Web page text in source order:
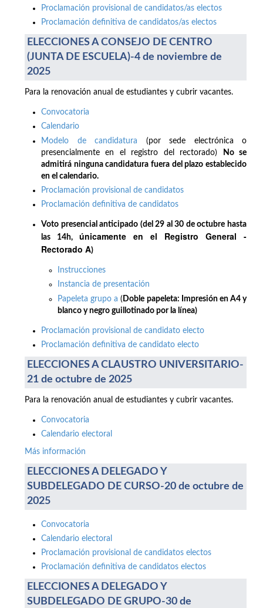
Proclamación provisional de candidatos/as electos
Proclamación definitiva de candidatos/as electos
ELECCIONES A CONSEJO DE CENTRO
(JUNTA DE ESCUELA)-4 de noviembre de
2025
Para la renovación anual de estudiantes y cubrir vacantes.
Convocatoria
Calendario
Modelo de candidatura (por sede electrónica o
presencialmente en el registro del rectorado)
No se
admitirá ninguna candidatura fuera del plazo establecido
en el calendario.
Proclamación provisional de candidatos
Proclamación definitiva de candidatos
Voto presencial anticipado (del 29 al 30 de octubre hasta
las 14h, únicamente en el Registro General -
Rectorado A)
Instrucciones
Instancia de presentación
Papeleta grupo a( Doble papeleta: Impresión en A4 y
blanco y negro guillotinado por la línea)
Proclamación provisional de candidato electo
Proclamación definitiva de candidato electo
ELECCIONES A CLAUSTRO UNIVERSITARIO-
21 de octubre de 2025
Para la renovación anual de estudiantes y cubrir vacantes.
Convocatoria
Calendario electoral
Más información
ELECCIONES A DELEGADO Y
SUBDELEGADO DE CURSO-20 de octubre de
2025
Convocatoria
Calendario electoral
Proclamación provisional de candidatos electos
Proclamación definitiva de candidatos electos
ELECCIONES A DELEGADO Y
SUBDELEGADO DE GRUPO-30 de